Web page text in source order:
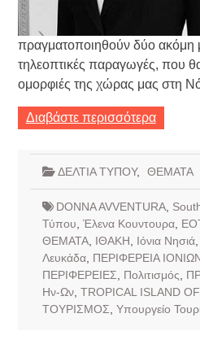
πραγματοποιηθούν δύο ακόμη
τηλεοπτικές παραγωγές, που
ομορφιές της χώρας μας στη
Διαβάστε περισσότερα
ΔΕΛΤΙΑ ΤΥΠΟΥ, ΘΕΜΑΤΑ
DONNA AVVENTURA,
Τύπου Έλενα Κουντουρα,
ΘΕΜΑΤΑ, ΙΘΑΚΗ Ιόνια Νησιά,
Λευκάδα, ΠΕΡΙΦΕΡΕΙΑ
ΠΕΡΙΦΕΡΕΙΕΣ
Πολιτισμός
Ην-Ων, ΤROPICAL ISLAND
ΤΟΥΡΙΣΜΟΣ Υπουργείο